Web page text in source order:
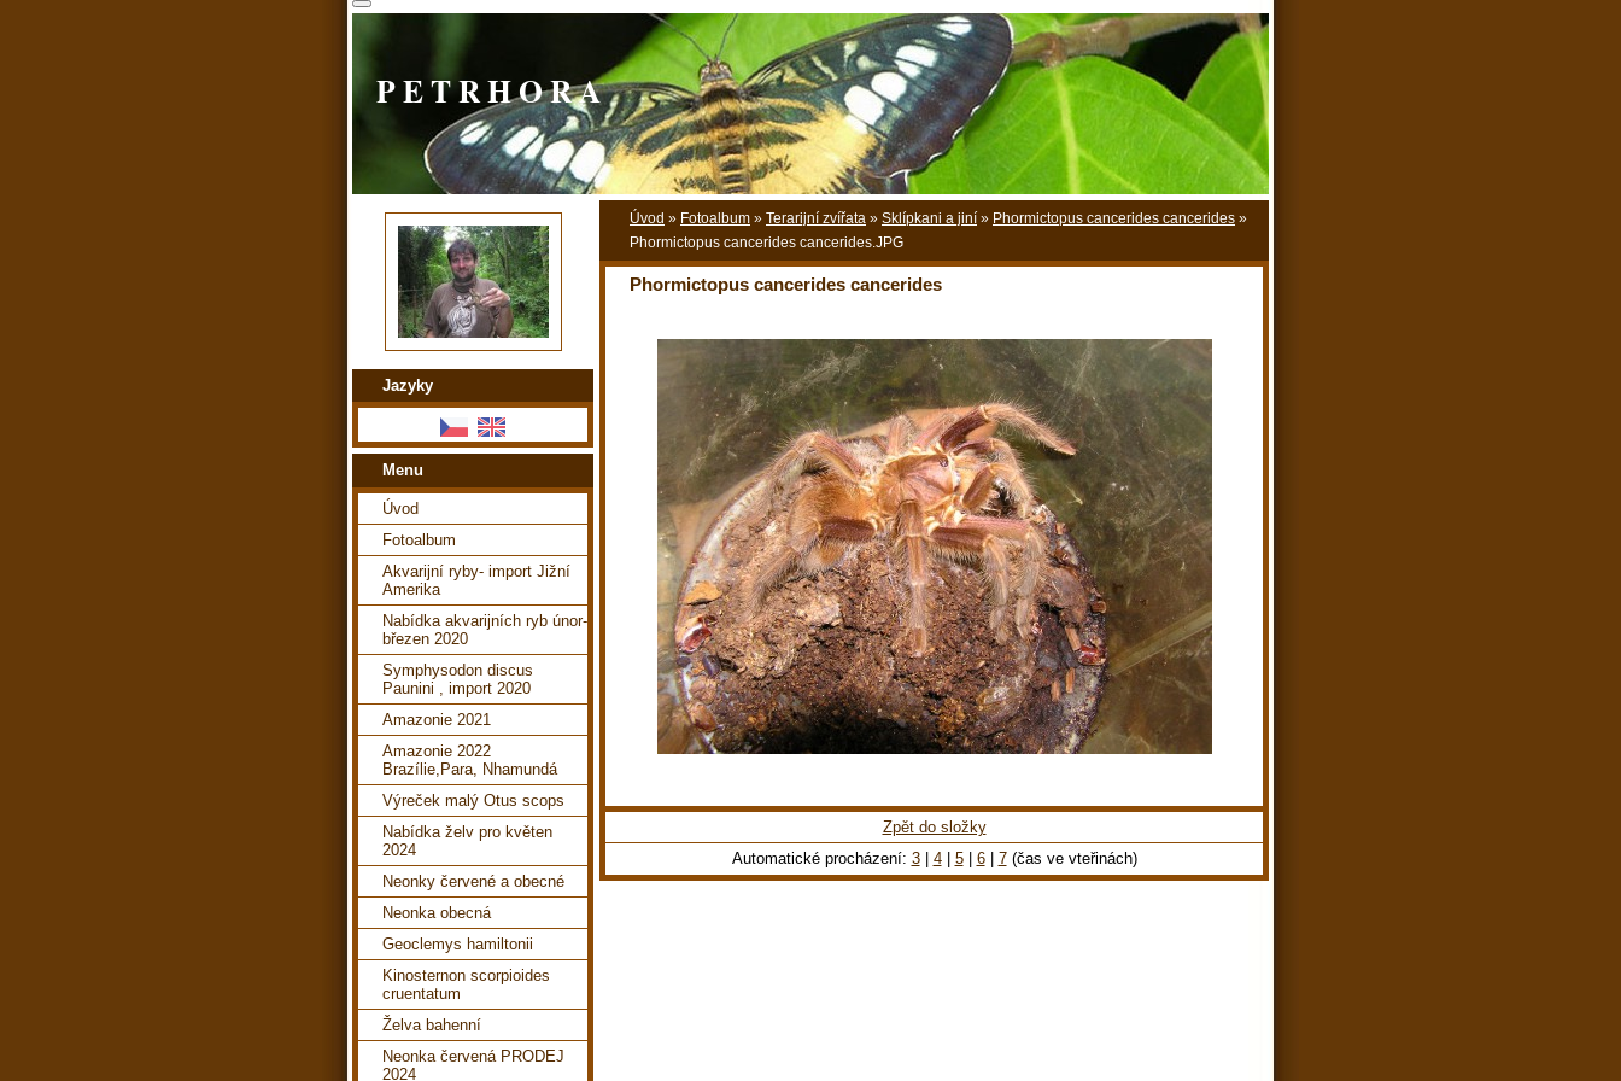
P E T R H O R A
Úvod » Fotoalbum » Terarijní zvířata » Sklípkani a jiní » Phormictopus cancerides cancerides »
Phormictopus cancerides cancerides.JPG
Phormictopus cancerides cancerides
Zpět do složky
Automatické procházení: 3| 4| 5| 6| 7(čas ve vteřinách)
Jazyky
Menu
Úvod
Fotoalbum
Akvarijní ryby- import Jižní
Amerika
Nabídka akvarijních ryb únor-
březen 2020
Symphysodon discus
Paunini , import 2020
Amazonie 2021
Amazonie 2022
Brazílie,Para, Nhamundá
Výreček malý Otus scops
Nabídka želv pro květen
2024
Neonky červené a obecné
Neonka obecná
Geoclemys hamiltonii
Kinosternon scorpioides
cruentatum
Želva bahenní
Neonka červená PRODEJ
2024